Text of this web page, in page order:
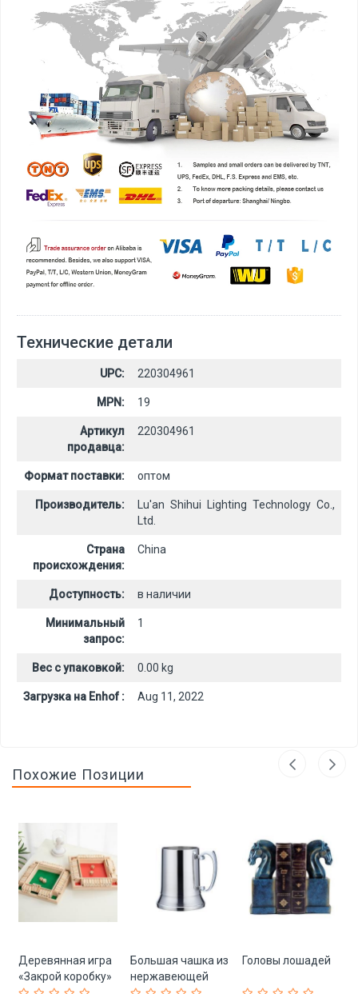
Технические детали
UPC: 220304961
MPN: 19
Артикул
продавца:
220304961
Формат поставки: оптом
Производитель:
Lu'an Shihui Lighting Technology Co.,
Ltd.
Страна
происхождения:
China
Доступность: в наличии
Минимальный
запрос:
1
Вес с упаковкой: 0.00 kg
Загрузка на Enhof : Aug 11, 2022
Похожие Позиции
Деревянная игра
«Закрой коробку»
Большая чашка из
нержавеющей
Головы лошадей